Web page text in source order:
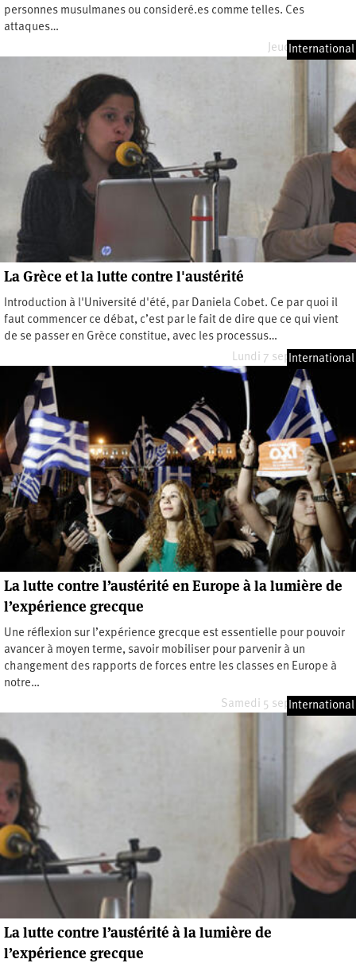
personnes musulmanes ou consideré.es comme telles. Ces
attaques…
Jeudi 4 avril 2024
International
La Grèce et la lutte contre l'austérité
Introduction à l'Université d'été, par Daniela Cobet. Ce par quoi il
faut commencer ce débat, c’est par le fait de dire que ce qui vient
de se passer en Grèce constitue, avec les processus…
Lundi 7 septembre 2015
International
La lutte contre l’austérité en Europe à la lumière de
l’expérience grecque
Une réflexion sur l’expérience grecque est essentielle pour pouvoir
avancer à moyen terme, savoir mobiliser pour parvenir à un
changement des rapports de forces entre les classes en Europe à
notre…
Samedi 5 septembre 2015
International
La lutte contre l’austérité à la lumière de
l’expérience grecque